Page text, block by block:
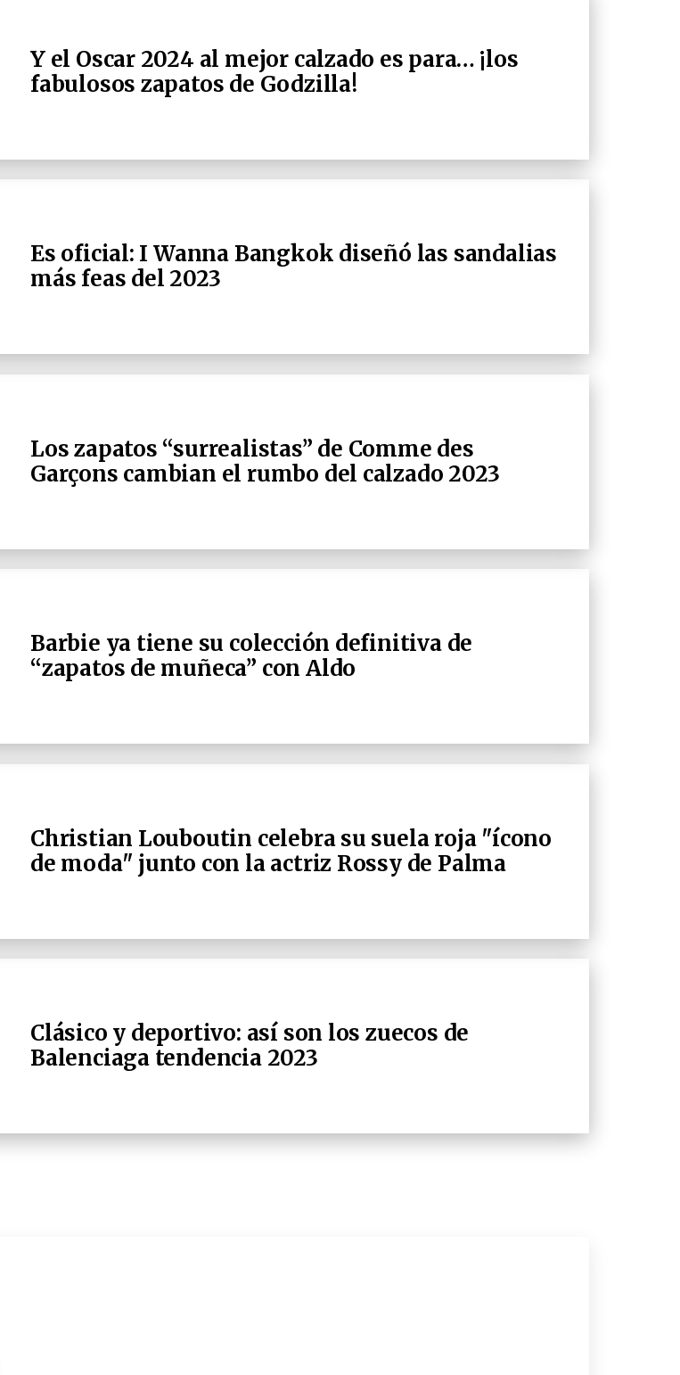
Y el Oscar 2024 al mejor calzado es para… ¡los
fabulosos zapatos de Godzilla!
Es oficial: I Wanna Bangkok diseñó las sandalias
más feas del 2023
Los zapatos “surrealistas” de Comme des
Garçons cambian el rumbo del calzado 2023
Barbie ya tiene su colección definitiva de
“zapatos de muñeca” con Aldo
Christian Louboutin celebra su suela roja "ícono
de moda" junto con la actriz Rossy de Palma
Clásico y deportivo: así son los zuecos de
Balenciaga tendencia 2023